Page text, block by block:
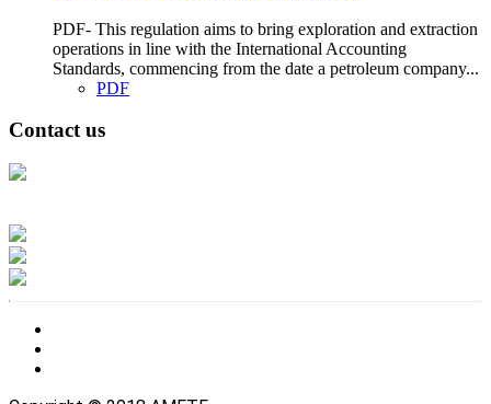
PDF- This regulation aims to bring exploration and extraction
operations in line with the International Accounting
Standards, commencing from the date a petroleum company...
PDF
Contact us